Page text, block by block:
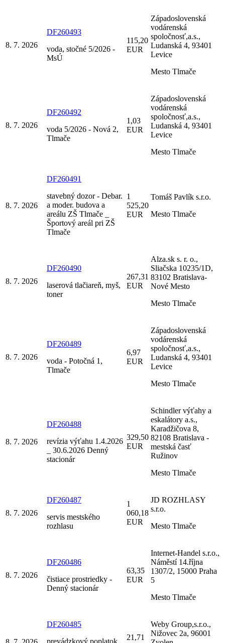
8. 7. 2026
DF260493
voda, stočné 5/2026 -
MsÚ
115,20
EUR
Západoslovenská
vodárenská
spoločnosť,a.s.,
Ludanská 4, 93401
Levice
Mesto Tlmače
8. 7. 2026
DF260492
voda 5/2026 - Nová 2,
Tlmače
1,03
EUR
Západoslovenská
vodárenská
spoločnosť,a.s.,
Ludanská 4, 93401
Levice
Mesto Tlmače
8. 7. 2026
DF260491
stavebný dozor - Debar.
a moder. budova a
areálu ZŠ Tlmače _
Športový areál pri ZŠ
Tlmače
1
525,20
EUR
Tomáš Pavlík s.r.o.
Mesto Tlmače
8. 7. 2026
DF260490
laserová tlačiareň, myš,
toner
267,31
EUR
Alza.sk s. r. o.,
Sliačska 10235/1D,
83102 Bratislava-
Nové Mesto
Mesto Tlmače
8. 7. 2026
DF260489
voda - Potočná 1,
Tlmače
6,97
EUR
Západoslovenská
vodárenská
spoločnosť,a.s.,
Ludanská 4, 93401
Levice
Mesto Tlmače
8. 7. 2026
DF260488
revízia výťahu 1.4.2026
_ 30.6.2026 Denný
stacionár
329,50
EUR
Schindler výťahy a
eskalátory a.s.,
Karadžičova 8,
82108 Bratislava -
mestská časť
Ružinov
Mesto Tlmače
8. 7. 2026
DF260487
servis mestského
rozhlasu
1
060,18
EUR
JD ROZHLASY
s.r.o.
Mesto Tlmače
8. 7. 2026
DF260486
čistiace prostriedky -
Denný stacionár
63,35
EUR
Internet-Handel s.r.o.,
Náměstí 14.října
1307/2, 15000 Praha
5
Mesto Tlmače
DF260485
prevádzkový poplatok
21,71
Weby Group,s.r.o.,
Nižovec 2a, 96001